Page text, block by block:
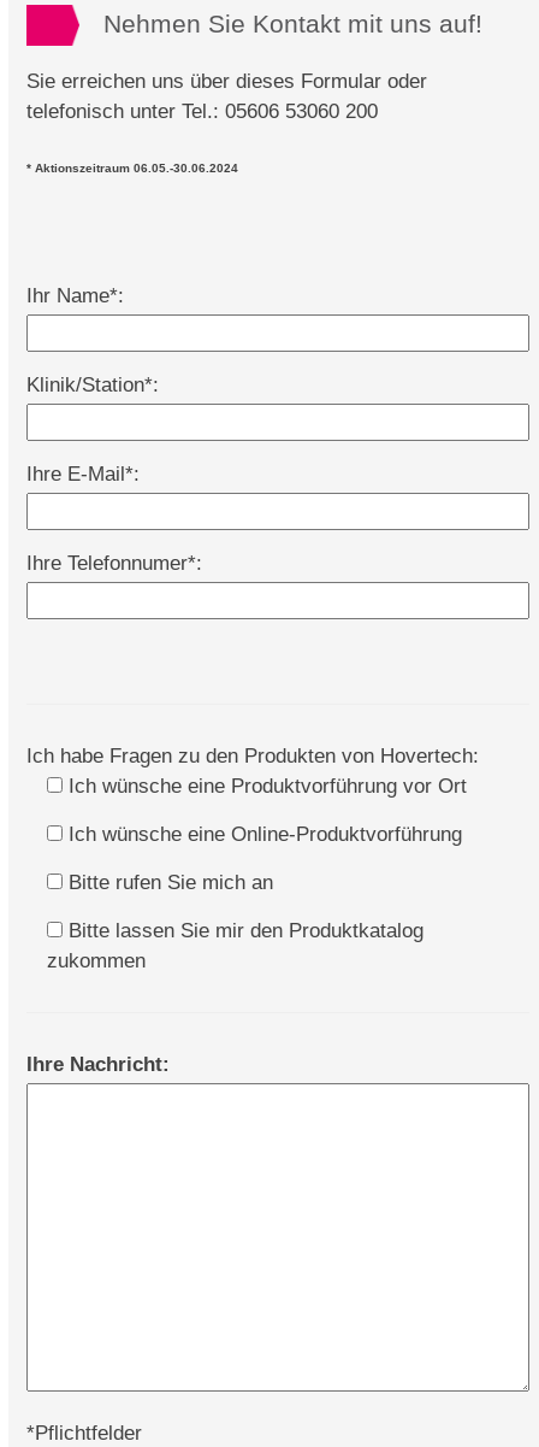
Nehmen Sie Kontakt mit uns auf!
Sie erreichen uns über dieses Formular oder
telefonisch unter Tel.: 05606 53060 200
* Aktionszeitraum 06.05.-30.06.2024
Ihr Name*:
Klinik/Station*:
Ihre E-Mail*:
Ihre Telefonnumer*:
Ich habe Fragen zu den Produkten von Hovertech:
Ich wünsche eine Produktvorführung vor Ort
Ich wünsche eine Online-Produktvorführung
Bitte rufen Sie mich an
Bitte lassen Sie mir den Produktkatalog
zukommen
Ihre Nachricht:
*Pflichtfelder